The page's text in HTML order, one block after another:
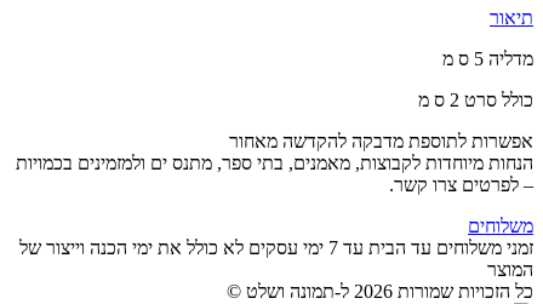
תיאור
מדליה 5 ס מ
כולל סרט 2 ס מ
אפשרות לתוספת מדבקה להקדשה מאחור
הנחות מיוחדות לקבוצות, מאמנים, בתי ספר, מתנס ים ולמזמינים בכמויות
– לפרטים צרו קשר.
משלוחים
זמני משלוחים עד הבית עד 7 ימי עסקים לא כולל את ימי הכנה וייצור של
המוצר
כל הזכויות שמורות 2026 ל-תמונה ושלט ©